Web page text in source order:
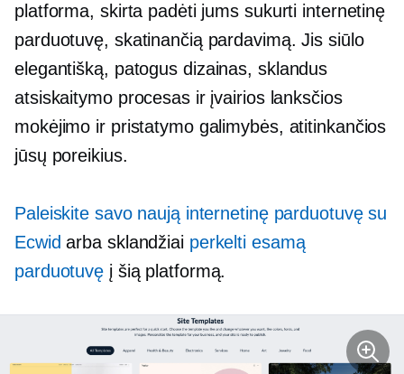
platforma, skirta padėti jums sukurti internetinę
parduotuvę, skatinančią pardavimą. Jis siūlo
elegantišką, patogus dizainas, sklandus
atsiskaitymo procesas ir įvairios lanksčios
mokėjimo ir pristatymo galimybės, atitinkančios
jūsų poreikius.
Paleiskite savo naują internetinę parduotuvę su
Ecwid arba sklandžiai perkelti esamą
parduotuvę į šią platformą.